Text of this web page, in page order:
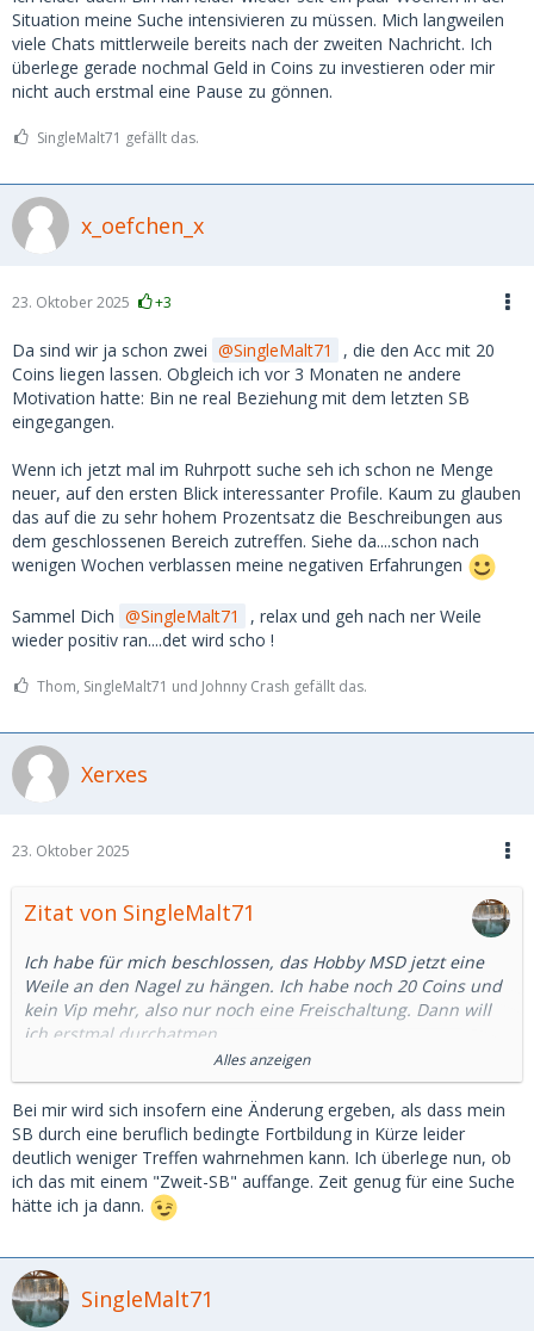
Situation meine Suche intensivieren zu müssen. Mich langweilen
viele Chats mittlerweile bereits nach der zweiten Nachricht. Ich
überlege gerade nochmal Geld in Coins zu investieren oder mir
nicht auch erstmal eine Pause zu gönnen.
SingleMalt71 gefällt das.
x_oefchen_x
23. Oktober 2025 +3
Da sind wir ja schon zwei SingleMalt71
, die den Acc mit 20
Coins liegen lassen. Obgleich ich vor 3 Monaten ne andere
Motivation hatte: Bin ne real Beziehung mit dem letzten SB
eingegangen.
Wenn ich jetzt mal im Ruhrpott suche seh ich schon ne Menge
neuer, auf den ersten Blick interessanter Profile. Kaum zu glauben
das auf die zu sehr hohem Prozentsatz die Beschreibungen aus
dem geschlossenen Bereich zutreffen. Siehe da....schon nach
wenigen Wochen verblassen meine negativen Erfahrungen
Sammel Dich SingleMalt71
, relax und geh nach ner Weile
wieder positiv ran....det wird scho !
Thom, SingleMalt71 und Johnny Crash gefällt das.
Xerxes
23. Oktober 2025
Zitat von SingleMalt71
Ich habe für mich beschlossen, das Hobby MSD jetzt eine
Weile an den Nagel zu hängen. Ich habe noch 20 Coins und
kein Vip mehr, also nur noch eine Freischaltung. Dann will
ich erstmal durchatmen.
Hintergrund ist, dass ich seit Sommer wieder suche und
aufgrund der vielen negativen Erfahrung merke, dass meine
Zündschnurr immer kürzer wird.
Ich habe diese Woche 2 Dates abgesagt, weil mich jeweils
eine Formulierung im Chat gestört hat, die - objektiv
betrachtet - wohl auch auf fehlende Ausdrucksfähigkeit
Mit dem Mindset wird das nichts mehr.
Alles anzeigen
Bei mir wird sich insofern eine Änderung ergeben, als dass mein
SB durch eine beruflich bedingte Fortbildung in Kürze leider
deutlich weniger Treffen wahrnehmen kann. Ich überlege nun, ob
ich das mit einem "Zweit-SB" auffange. Zeit genug für eine Suche
hätte ich ja dann.
SingleMalt71